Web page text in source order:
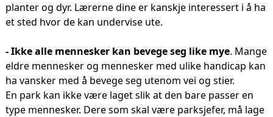
planter og dyr. Lærerne dine er kanskje interessert i å ha
et sted hvor de kan undervise ute.
- Ikke alle mennesker kan bevege seg like mye. Mange
eldre mennesker og mennesker med ulike handicap kan
ha vansker med å bevege seg utenom vei og stier.
En park kan ikke være laget slik at den bare passer en
type mennesker. Dere som skal være parksjefer, må lage